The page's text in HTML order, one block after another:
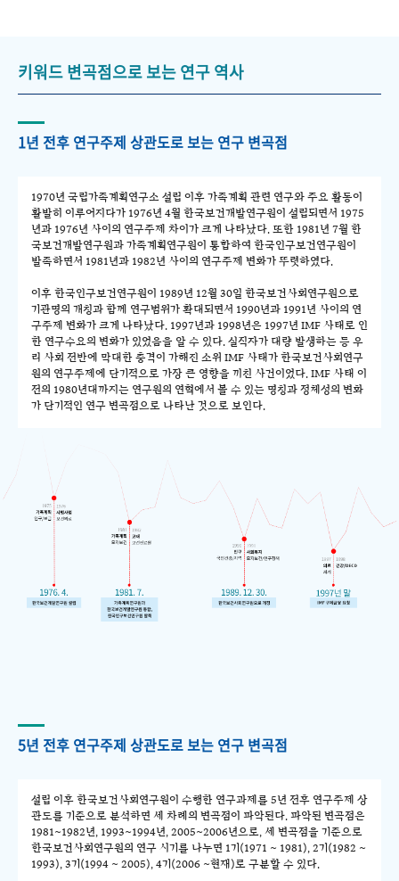
키워드 변곡점으로 보는 연구 역사
1년 전후 연구주제 상관도로 보는 연구 변곡점
1970년 국립가족계획연구소 설립 이후 가족계획 관련 연구와 주요 활동이
활발히 이루어지다가 1976년 4월 한국보건개발연구원이 설립되면서 1975
년과 1976년 사이의 연구주제 차이가 크게 나타났다. 또한 1981년 7월 한
국보건개발연구원과 가족계획연구원이 통합하여 한국인구보건연구원이
발족하면서 1981년과 1982년 사이의 연구주제 변화가 뚜렷하였다.
이후 한국인구보건연구원이 1989년 12월 30일 한국보건사회연구원으로
기관명의 개칭과 함께 연구범위가 확대되면서 1990년과 1991년 사이의 연
구주제 변화가 크게 나타났다. 1997년과 1998년은 1997년 IMF 사태로 인
한 연구수요의 변화가 있었음을 알 수 있다. 실직자가 대량 발생하는 등 우
리 사회 전반에 막대한 충격이 가해진 소위 IMF 사태가 한국보건사회연구
원의 연구주제에 단기적으로 가장 큰 영향을 끼친 사건이었다. IMF 사태 이
전의 1980년대까지는 연구원의 연혁에서 볼 수 있는 명칭과 정체성의 변화
가 단기적인 연구 변곡점으로 나타난 것으로 보인다.
5년 전후 연구주제 상관도로 보는 연구 변곡점
설립 이후 한국보건사회연구원이 수행한 연구과제를 5년 전후 연구주제 상
관도를 기준으로 분석하면 세 차례의 변곡점이 파악된다. 파악된 변곡점은
1981~1982년, 1993~1994년, 2005~2006년으로, 세 변곡점을 기준으로
한국보건사회연구원의 연구 시기를 나누면 1기(1971 ~ 1981), 2기(1982 ~
1993), 3기(1994 ~ 2005), 4기(2006 ~현재)로 구분할 수 있다.